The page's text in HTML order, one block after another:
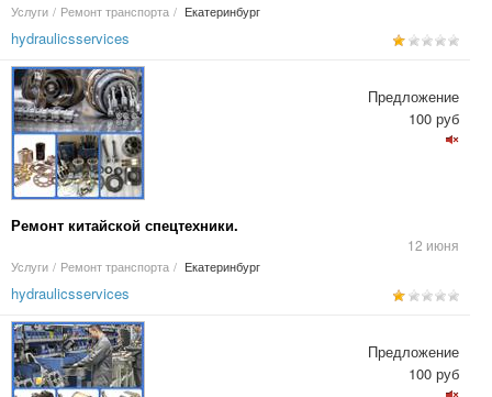
Услуги / Ремонт транспорта / Екатеринбург
hydraulicsservices
Ремонт китайской спецтехники.
12 июня
Услуги / Ремонт транспорта / Екатеринбург
Предложение
100 руб
hydraulicsservices
Предложение
100 руб